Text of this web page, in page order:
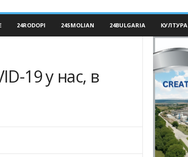
24RODOPI 24SMOLIAN 24BULGARIA КУЛТУРА
19 у нас, в